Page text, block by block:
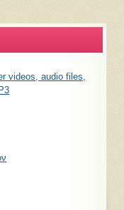
videos, audio files,